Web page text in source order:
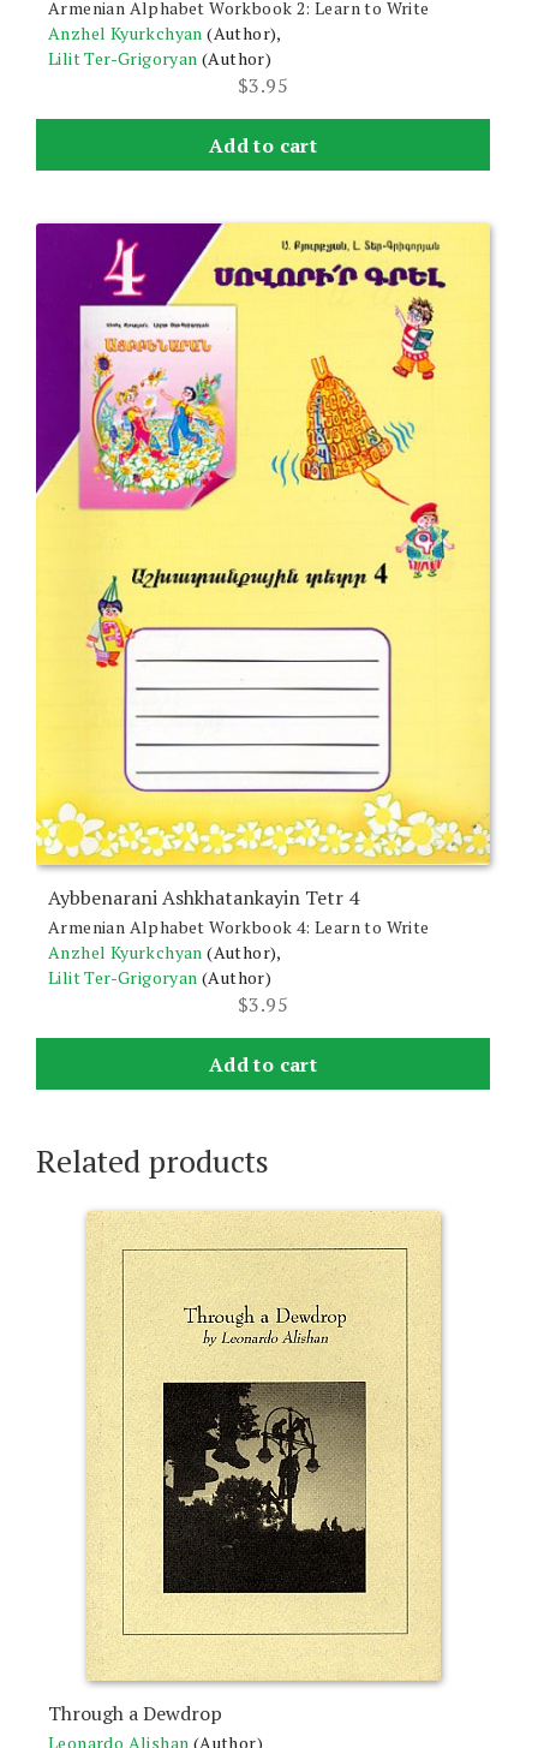
Armenian Alphabet Workbook 2: Learn to Write
Anzhel Kyurkchyan (Author),
Lilit Ter-Grigoryan (Author)
$3.95
Add to cart
Aybbenarani Ashkhatankayin Tetr 4
Armenian Alphabet Workbook 4: Learn to Write
Anzhel Kyurkchyan (Author),
Lilit Ter-Grigoryan (Author)
$3.95
Add to cart
Related products
Through a Dewdrop
Leonardo Alishan (Author)